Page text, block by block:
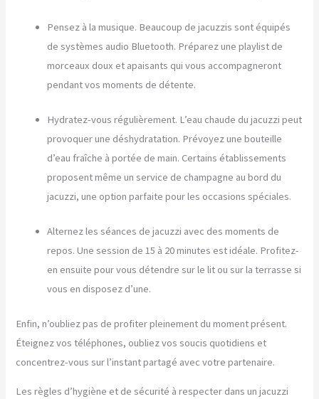
Pensez à la musique. Beaucoup de jacuzzis sont équipés
de systèmes audio Bluetooth. Préparez une playlist de
morceaux doux et apaisants qui vous accompagneront
pendant vos moments de détente.
Hydratez-vous régulièrement. L’eau chaude du jacuzzi peut
provoquer une déshydratation. Prévoyez une bouteille
d’eau fraîche à portée de main. Certains établissements
proposent même un service de champagne au bord du
jacuzzi, une option parfaite pour les occasions spéciales.
Alternez les séances de jacuzzi avec des moments de
repos. Une session de 15 à 20 minutes est idéale. Profitez-
en ensuite pour vous détendre sur le lit ou sur la terrasse si
vous en disposez d’une.
Enfin, n’oubliez pas de profiter pleinement du moment présent.
Éteignez vos téléphones, oubliez vos soucis quotidiens et
concentrez-vous sur l’instant partagé avec votre partenaire.
Les règles d’hygiène et de sécurité à respecter dans un jacuzzi